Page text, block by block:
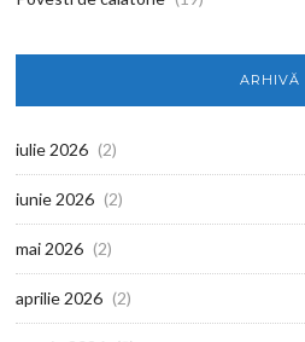
ARHIVĂ
iulie 2026 (2)
iunie 2026 (2)
mai 2026 (2)
aprilie 2026 (2)